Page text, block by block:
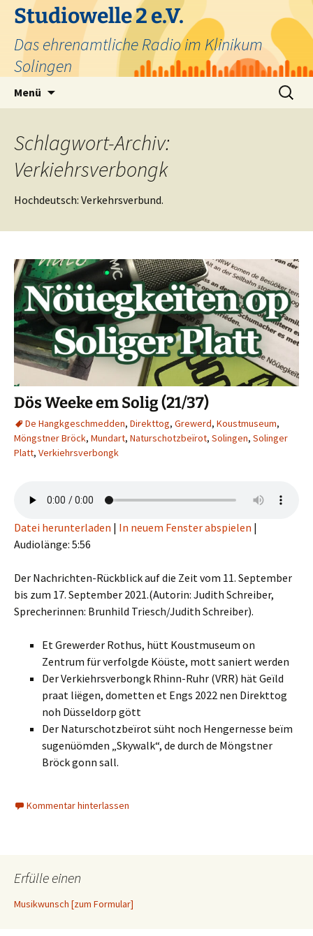
Zum
Inhalt
springen
Studiowelle 2 e.V.
Das ehrenamtliche Radio im Klinikum
Solingen
Menü
Suchen
nach:
Schlagwort-Archiv:
Verkiehrsverbongk
Hochdeutsch: Verkehrsverbund.
Dös Weeke em Solig (21/37)
De Hangkgeschmedden, Direkttog, Grewerd, Koustmuseum,
Möngstner Bröck, Mundart, Naturschotzbeïrot, Solingen, Solinger
Platt, Verkiehrsverbongk
Datei herunterladen | In neuem Fenster abspielen |
Audiolänge: 5:56
Der Nachrichten-Rückblick auf die Zeit vom 11. September
bis zum 17. September 2021.(Autorin: Judith Schreiber,
Sprecherinnen: Brunhild Triesch/Judith Schreiber).
Et Grewerder Rothus, hütt Koustmuseum on
Zentrum für verfolgde Köüste, mott saniert werden
Der Verkiehrsverbongk Rhinn-Ruhr (VRR) hät Geïld
praat liëgen, dometten et Engs 2022 nen Direkttog
noh Düsseldorp gött
Der Naturschotzbeïrot süht noch Hengernesse beïm
sugenüömden „Skywalk“, de durch de Möngstner
Bröck gonn sall.
Kommentar hinterlassen
Erfülle einen
Musikwunsch [zum Formular]